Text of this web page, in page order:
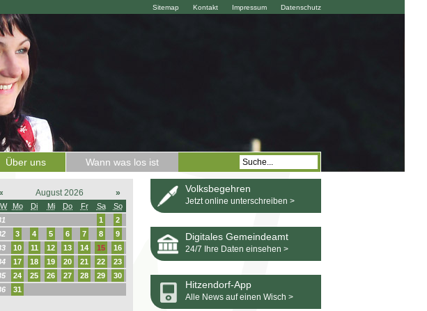
Datenschutz
Impressum
Kontakt
Sitemap
Über uns Wann was los ist
August 2026 »
Mo Di Mi Do Fr Sa
So
1
2
3 4 5 6 7 8
9
10 11 12 13 14 15
16
17 18 19 20 21 22
23
24 25 26 27 28 29
30
31
Volksbegehren
Jetzt online unterschreiben >
Digitales Gemeindeamt
24/7 Ihre Daten einsehen >
Hitzendorf-App
Alle News auf einen Wisch >